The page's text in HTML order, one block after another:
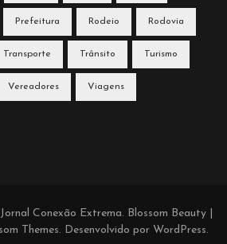
Prefeitura Rodeio Rodovia
Transporte Trânsito Turismo
Vereadores Viagens
Jornal Conexão Extrema. Blossom Beauty |
Themes. Desenvolvido por WordPress.